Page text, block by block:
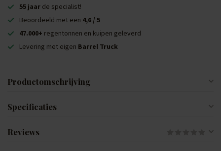
55 jaar de specialist!
Beoordeeld met een 4,6 / 5
47.000+ regentonnen en kuipen geleverd
Levering met eigen Barrel Truck
Productomschrijving
Specificaties
Reviews